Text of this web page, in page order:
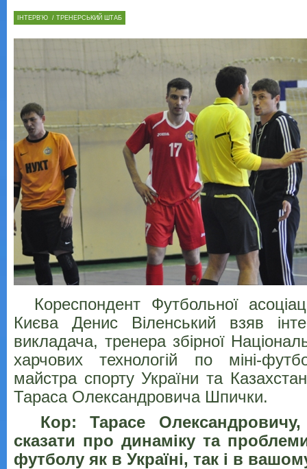
ІНТЕРВ'Ю / ТРЕНЕРСЬКИЙ ШТАБ
Кореспондент Футбольної
Києва Денис Віленський взяв
викладача, тренера збірної
харчових технологій по міні-
майстра спорту України та
Тараса Олександровича Шпички.
Кор: Тарасе
сказати про динаміку та
футболу як в Україні, так і в